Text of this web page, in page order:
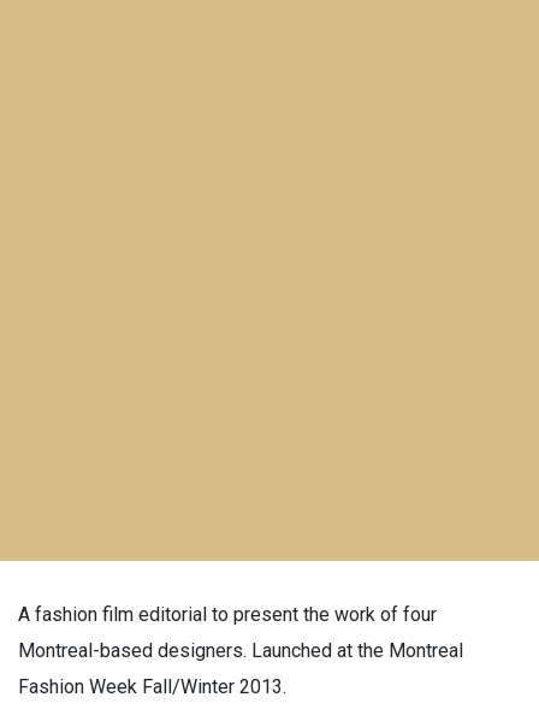
A fashion film editorial to present the work of four
Montreal-based designers. Launched at the Montreal
Fashion Week Fall/Winter 2013.